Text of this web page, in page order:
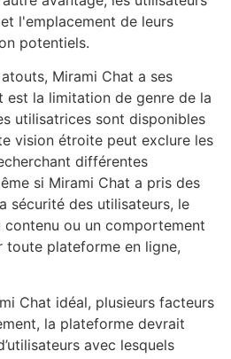
l'emplacement de leurs
potentiels.
Mirami Chat a ses
est la limitation de genre de la
utilisatrices sont disponibles
vision étroite peut exclure les
différentes
si Mirami Chat a pris des
sécurité des utilisateurs, le
ou un comportement
toute plateforme en ligne,
Chat idéal, plusieurs facteurs
la plateforme devrait
avec lesquels